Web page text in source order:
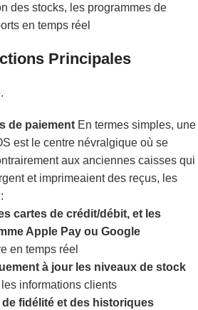
des stocks, les programmes de
en temps réel
Principales
de paiement En termes simples, une
est le centre névralgique où se
aux anciennes caisses qui
et imprimeaient des reçus, les
cartes de crédit/débit, et les
Apple Pay ou Google
en temps réel
à jour les niveaux de stock
informations clients
fidélité et des historiques